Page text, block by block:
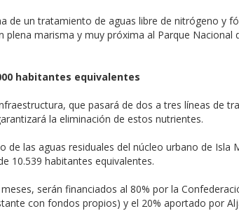
de un tratamiento de aguas libre de nitrógeno y
marisma y muy próxima al Parque Nacional
habitantes equivalentes
que pasará de dos a tres líneas de
la eliminación de estos nutrientes.
las aguas residuales del núcleo urbano de Isla
10.539 habitantes equivalentes.
serán financiados al 80% por la
con fondos propios) y el 20% aportado por